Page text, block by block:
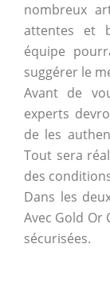
nombreux
attentes et
équipe
suggérer le
Avant de
experts
de les
Tout sera
des
Dans les
Avec Gold Or
sécurisées.